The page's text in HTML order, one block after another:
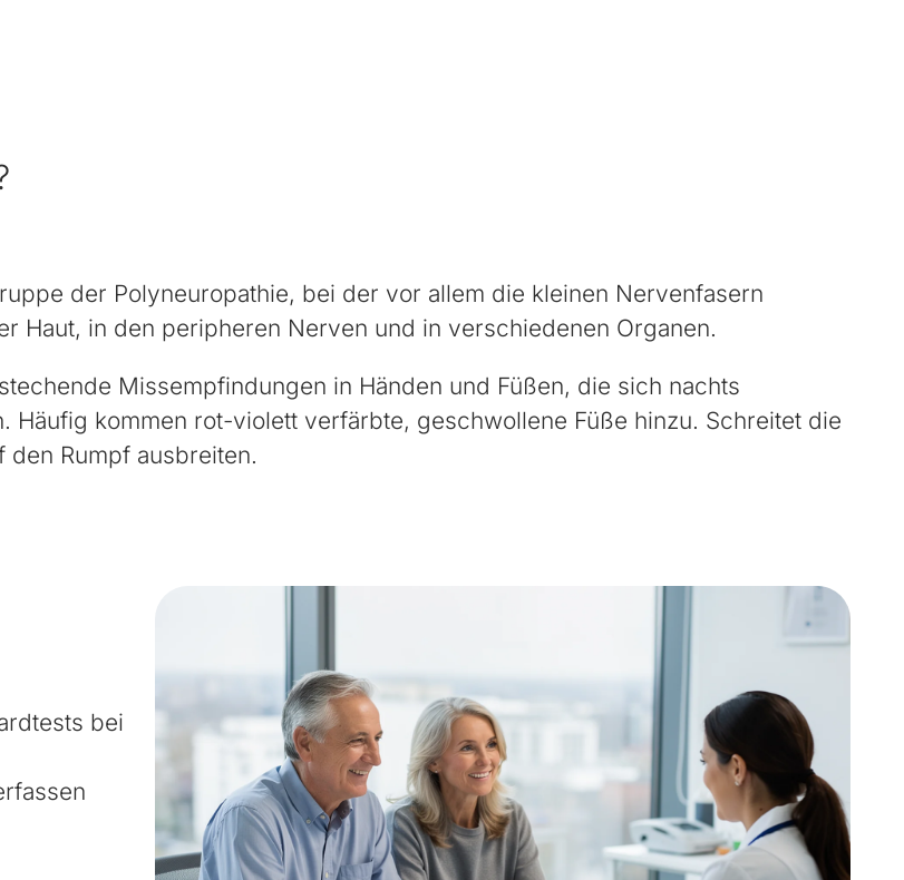
der Polyneuropathie, bei der vor allem die kleinen Nervenfasern
Haut, in den peripheren Nerven und in verschiedenen Organen.
Missempfindungen in Händen und Füßen, die sich nachts
Häufig kommen rot-violett verfärbte, geschwollene Füße hinzu. Schreitet die
Rumpf ausbreiten.
bei